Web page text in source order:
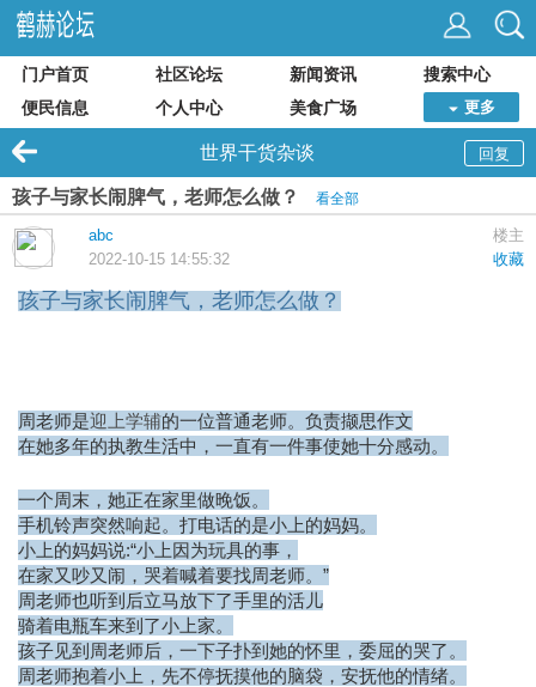
门户首页 社区论坛 新闻资讯
搜索中心
便民信息
个人中心 美食广场 更多
回复
世界干货杂谈
孩子与家长闹脾气，老师怎么做？ 看全部
楼主
abc
收藏
2022-10-15 14:55:32
孩子与家长闹脾气，老师怎么做？
周老师是迎上学辅的一位普通老师。负责撷思作文
在她多年的执教生活中，一直有一件事使她十分感动。
一个周末，她正在家里做晚饭。
手机铃声突然响起。打电话的是小上的妈妈。
小上的妈妈说:“小上因为玩具的事，
在家又吵又闹，哭着喊着要找周老师。”
周老师也听到后立马放下了手里的活儿
骑着电瓶车来到了小上家。
孩子见到周老师后，一下子扑到她的怀里，委屈的哭了。
周老师抱着小上，先不停抚摸他的脑袋，安抚他的情绪。